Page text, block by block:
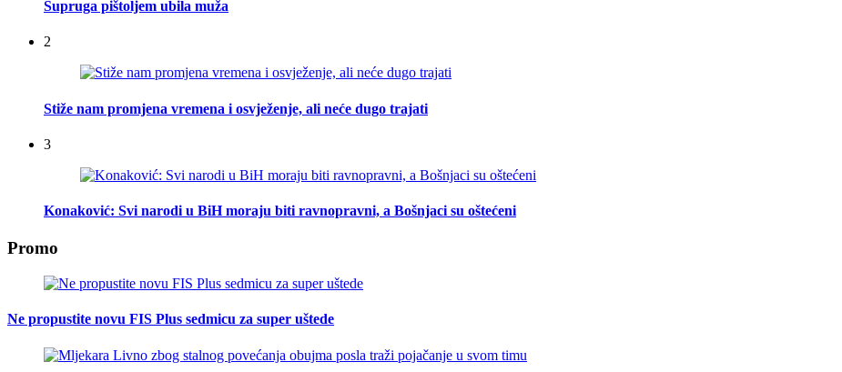
Supruga pištoljem ubila muža
2
Stiže nam promjena vremena i osvježenje, ali neće dugo trajati
3
Konaković: Svi narodi u BiH moraju biti ravnopravni, a Bošnjaci su oštećeni
Promo
Ne propustite novu FIS Plus sedmicu za super uštede